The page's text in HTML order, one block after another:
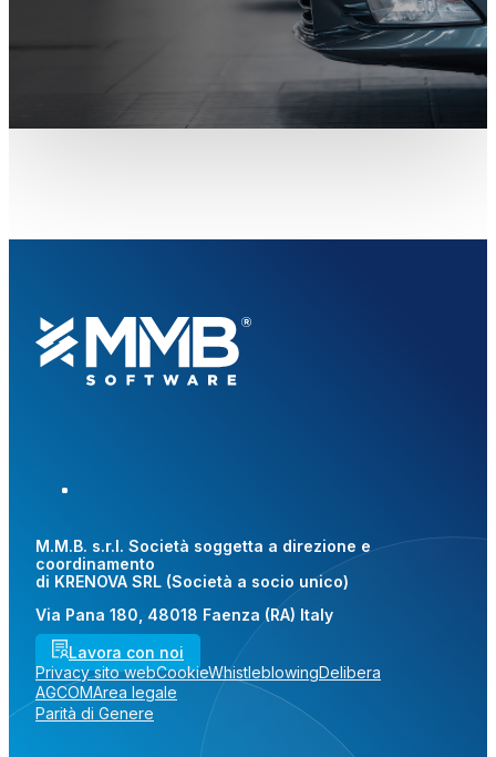
M.M.B. s.r.l. Società soggetta a direzione e
coordinamento
di KRENOVA SRL (Società a socio unico)
Via Pana 180, 48018 Faenza (RA) Italy
Lavora con noi
Privacy sito webCookieWhistleblowingDelibera
AGCOMArea legale
Parità di Genere